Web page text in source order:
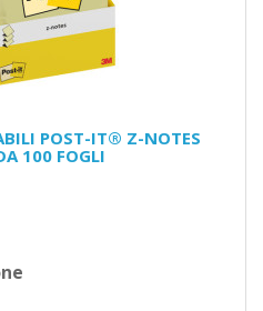
POST-IT® Z-NOTES
100 FOGLI